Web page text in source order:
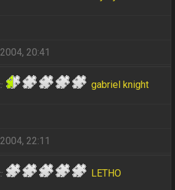
20:41
gabriel knight
22:11
LETHO